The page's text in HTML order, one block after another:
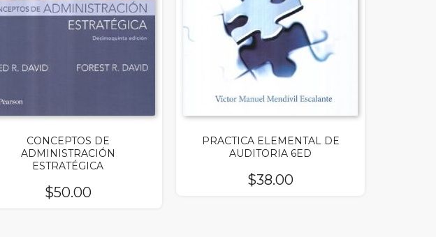
CONCEPTOS DE
ADMINISTRACIÓN
ESTRATÉGICA
$50.00
PRACTICA ELEMENTAL DE
AUDITORIA 6ED
$38.00